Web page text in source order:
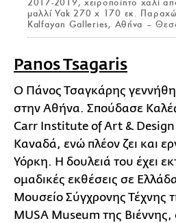
2017-2019, χειροποίητο χαλί
μαλλί Yak 270 x 170 εκ.
Kalfayan Galleries, Αθήνα –
Panos Tsagaris
Ο Πάνος Τσαγκάρης
στην Αθήνα. Σπούδασε
Carr Institute of Art &
Καναδά, ενώ πλέον ζει και
Υόρκη. Η δουλειά του έχει
ομαδικές εκθέσεις σε
Μουσείο Σύγχρονης Τέχνης
MUSA Museum της Βιέννης,